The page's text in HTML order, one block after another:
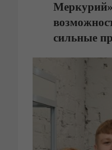
сильные